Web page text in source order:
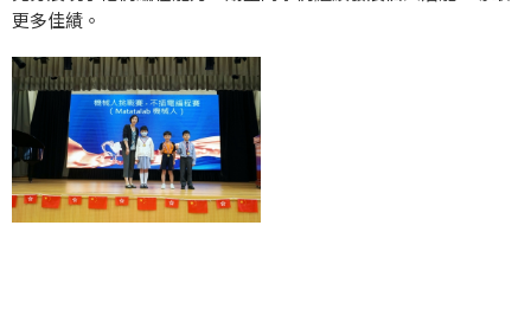
更多佳績。